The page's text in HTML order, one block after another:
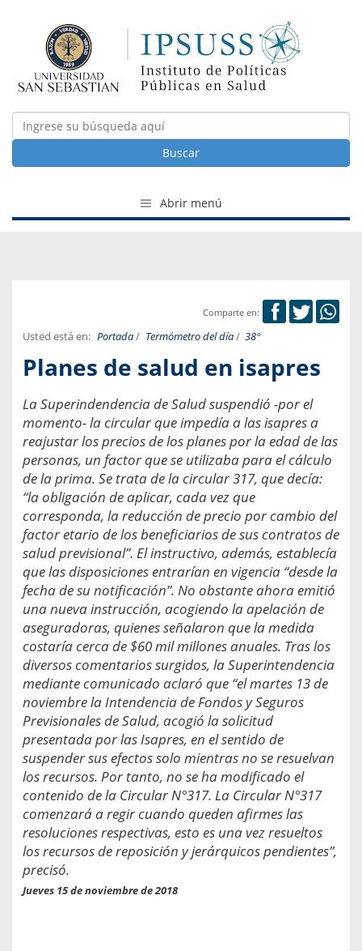
Buscar
Abrir menú
Comparte en:
Usted está en: Portada/ Termómetro del día/ 38°
Planes de salud en isapres
La Superindendencia de Salud suspendió -por el
momento- la circular que impedía a las isapres a
reajustar los precios de los planes por la edad de las
personas, un factor que se utilizaba para el cálculo
de la prima. Se trata de la circular 317, que decía:
“la obligación de aplicar, cada vez que
corresponda, la reducción de precio por cambio del
factor etario de los beneficiarios de sus contratos de
salud previsional”. El instructivo, además, establecía
que las disposiciones entrarían en vigencia “desde la
fecha de su notificación”. No obstante ahora emitió
una nueva instrucción, acogiendo la apelación de
aseguradoras, quienes señalaron que la medida
costaría cerca de $60 mil millones anuales. Tras los
diversos comentarios surgidos, la Superintendencia
mediante comunicado aclaró que “el martes 13 de
noviembre la Intendencia de Fondos y Seguros
Previsionales de Salud, acogió la solicitud
presentada por las Isapres, en el sentido de
suspender sus efectos solo mientras no se resuelvan
los recursos. Por tanto, no se ha modificado el
contenido de la Circular N°317. La Circular N°317
comenzará a regir cuando queden afirmes las
resoluciones respectivas, esto es una vez resueltos
los recursos de reposición y jerárquicos pendientes”,
precisó.
Jueves 15 de noviembre de 2018